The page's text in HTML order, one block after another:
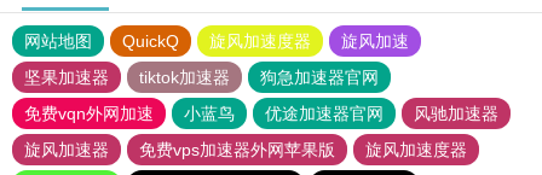
网站地图 QuickQ 旋风加速度器
旋风加速
坚果加速器
tiktok加速器
狗急加速器官网
免费vqn外网加速
小蓝鸟 优途加速器官网
风驰加速器
旋风加速器
免费vps加速器外网苹果版
旋风加速度器